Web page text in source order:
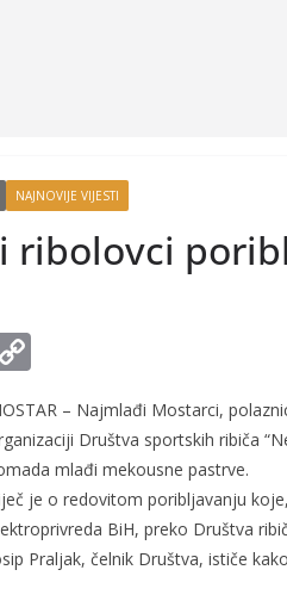
NAJNOVIJE VIJESTI
ribolovci
p
y
Li
n
k
– Najmlađi Mostarci,
Društva sportskih ribiča
mlađi mekousne pastrve.
je o redovitom poribljavanju
BiH, preko Društva
Praljak, čelnik Društva, ističe